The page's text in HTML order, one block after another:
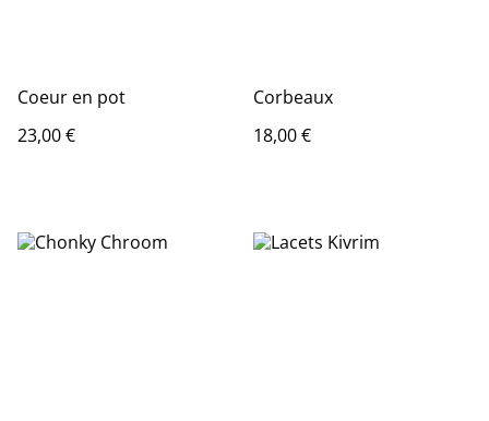
Coeur en pot
23,00 €
Corbeaux
18,00 €